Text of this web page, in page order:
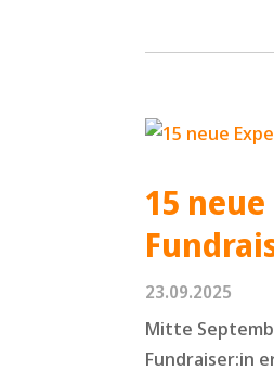
15
23.09.2025
Mitte
Fundraiser:in